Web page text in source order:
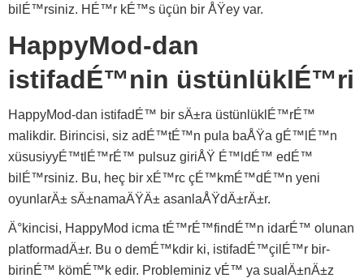
bilÉ™rsiniz. HÉ™r kÉ™s üçün bir ÅŸey var.
HappyMod-dan
istifadÉ™nin üstünlüklÉ™ri
HappyMod-dan istifadÉ™ bir sÄ±ra üstünlüklÉ™rÉ™
malikdir. Birincisi, siz adÉ™tÉ™n pula baÅŸa gÉ™lÉ™n
xüsusiyyÉ™tlÉ™rÉ™ pulsuz giriÅŸ É™ldÉ™ edÉ™
bilÉ™rsiniz. Bu, heç bir xÉ™rc çÉ™kmÉ™dÉ™n yeni
oyunlarÄ± sÄ±namaÄŸÄ± asanlaÅŸdÄ±rÄ±r.
Ä°kincisi, HappyMod icma tÉ™rÉ™findÉ™n idarÉ™ olunan
platformadÄ±r. Bu o demÉ™kdir ki, istifadÉ™çilÉ™r bir-
birinÉ™ kömÉ™k edir. Probleminiz vÉ™ ya sualÄ±nÄ±z